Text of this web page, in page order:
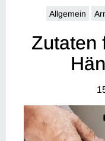
Allgemein
Zutaten